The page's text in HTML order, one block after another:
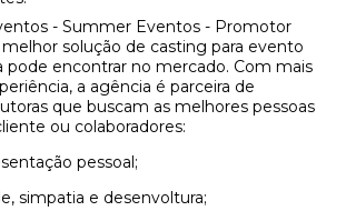
- Summer Eventos - Promotor
solução de casting para evento
pode encontrar no mercado. Com mais
a agência é parceira de
que buscam as melhores pessoas
ou colaboradores:
pessoal;
simpatia e desenvoltura;